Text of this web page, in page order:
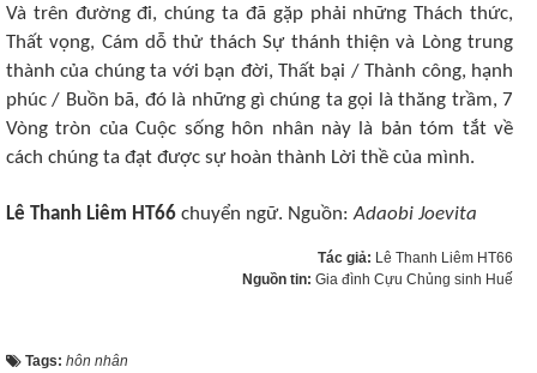
Và trên đường đi, chúng ta đã gặp phải những Thách thức,
Thất vọng, Cám dỗ thử thách Sự thánh thiện và Lòng trung
thành của chúng ta với bạn đời, Thất bại / Thành công, hạnh
phúc / Buồn bã, đó là những gì chúng ta gọi là thăng trầm, 7
Vòng tròn của Cuộc sống hôn nhân này là bản tóm tắt về
cách chúng ta đạt được sự hoàn thành Lời thề của mình.
Lê Thanh Liêm HT66 chuyển ngữ. Nguồn:Adaobi Joevita
Tác giả: Lê Thanh Liêm HT66
Nguồn tin: Gia đình Cựu Chủng sinh Huế
Tags: hôn nhân